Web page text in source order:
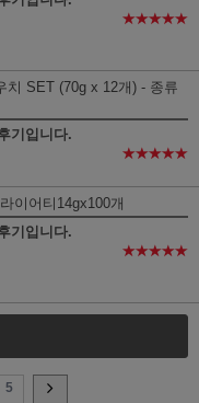
★★★★★
치 SET (70g x 12개) - 종류
기입니다.
★★★★★
이어티14gx100개
기입니다.
★★★★★
5